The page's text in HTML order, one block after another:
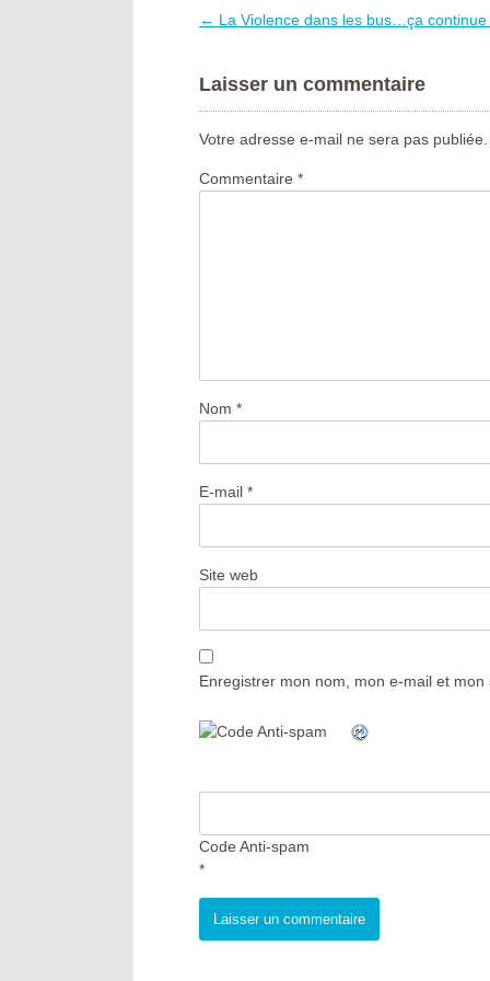
Artikelnavigation
← La Violence dans les bus…ça continue
Laisser un commentaire
Votre adresse e-mail ne sera pas publiée.
Commentaire *
Nom *
E-mail *
Site web
Enregistrer mon nom, mon e-mail et
Code Anti-spam
*